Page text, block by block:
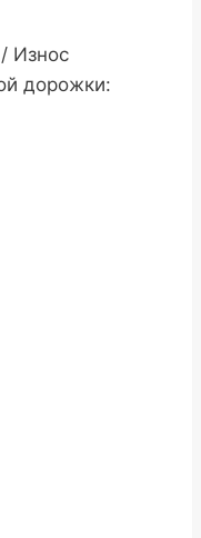
/ Износ
дорожки: